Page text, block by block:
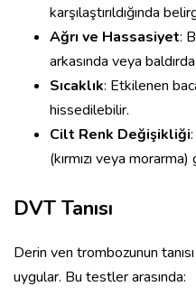
karşılaştırıldığında
Ağrı ve Hassasiyet:
arkasında veya
Sıcaklık: Etkilenen
hissedilebilir.
Cilt Renk Değişikliği
(kırmızı veya
DVT Tanısı
Derin ven trombozunun
uygular. Bu testler arasında: